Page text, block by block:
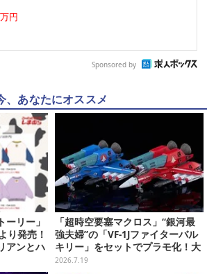
円
Sponsored by
、あなたにオススメ
ーリー」
り発売！
アンとハ
など盛
「超時空要塞マクロス」“銀河最
強夫婦”の「VF-1Jファイターバル
キリー」をセットでプラモ化！大
気圏外仕様パイロットスーツフィ
2026.7.19